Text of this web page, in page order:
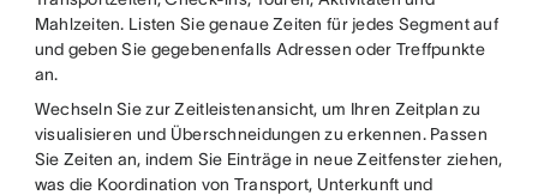
Mahlzeiten. Listen Sie genaue Zeiten für jedes Segment auf
und geben Sie gegebenenfalls Adressen oder Treffpunkte
an.
Wechseln Sie zur Zeitleistenansicht, um Ihren Zeitplan zu
visualisieren und Überschneidungen zu erkennen. Passen
Sie Zeiten an, indem Sie Einträge in neue Zeitfenster ziehen,
was die Koordination von Transport, Unterkunft und